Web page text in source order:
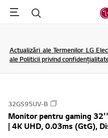
Menu Cautare
Actualizări ale Termenilor LG
ale Politicii privind
32GS95UV-B
Monitor pentru gaming
| 4K UHD, 0.03ms (GtG),